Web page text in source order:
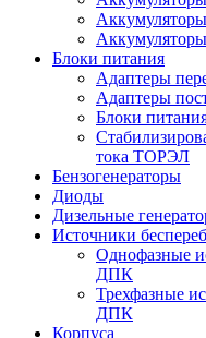
Блоки питания
Адаптеры
Адаптеры
Блоки
тока ТОРЭЛ
Бензогенераторы
Диоды
Дизельные
Источники
Однофазные
ДПК
Трехфазные
ДПК
Корпуса